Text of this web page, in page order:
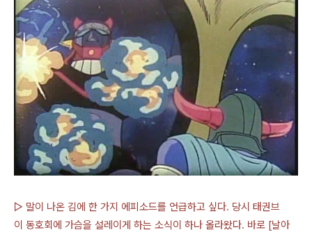
▷ 말이 나온 김에 한 가지 에피소드를 언급하고 싶다. 당시 태권브
이 동호회에 가슴을 설레이게 하는 소식이 하나 올라왔다. 바로 [날아